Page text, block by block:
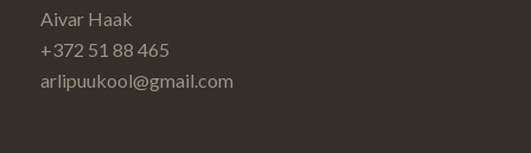
Aivar Haak
+372 51 88 465
arlipuukool@gmail.com